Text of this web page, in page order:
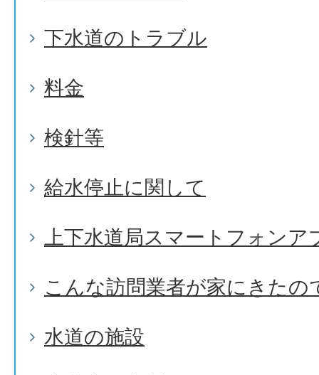
下水道のトラブル
料金
検針等
給水停止に関して
上下水道局スマートフォン
こんな訪問業者が家にきたの
水道の施設